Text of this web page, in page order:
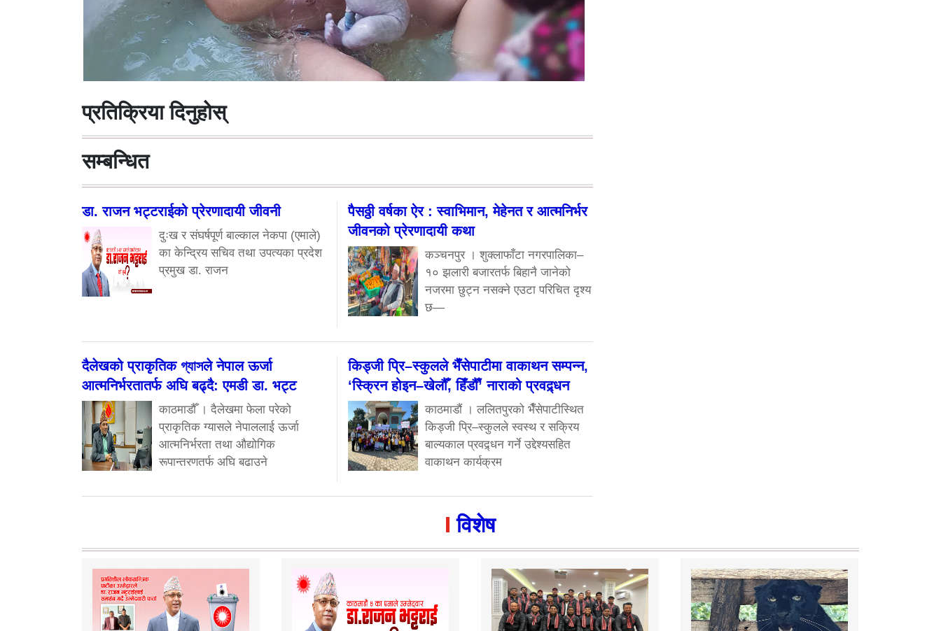
प्रतिक्रिया दिनुहोस्
सम्बन्धित
डा. राजन भट्टराईको प्रेरणादायी जीवनी
दुःख र संघर्षपूर्ण बाल्काल नेकपा (एमाले)
का केन्द्रिय सचिव तथा उपत्यका प्रदेश
प्रमुख डा. राजन
पैसठ्ठी वर्षका ऐर : स्वाभिमान, मेहेनत र आत्मनिर्भर
जीवनको प्रेरणादायी कथा
कञ्चनपुर । शुक्लाफाँटा नगरपालिका–
१० झलारी बजारतर्फ बिहानै जानेको
नजरमा छुट्न नसक्ने एउटा परिचित दृश्य
छ—
दैलेखको प्राकृतिक গ্যাসले नेपाल ऊर्जा
आत्मनिर्भरतातर्फ अघि बढ्दै: एमडी डा. भट्ट
काठमाडौँ । दैलेखमा फेला परेको
प्राकृतिक ग्यासले नेपाललाई ऊर्जा
आत्मनिर्भरता तथा औद्योगिक
रूपान्तरणतर्फ अघि बढाउने
किड्जी प्रि–स्कुलले भैँसेपाटीमा वाकाथन सम्पन्न,
‘स्क्रिन होइन–खेलौँ, हिँडौँ’ नाराको प्रवद्र्धन
काठमाडौं । ललितपुरको भैँसेपाटीस्थित
किड्जी प्रि–स्कुलले स्वस्थ र सक्रिय
बाल्यकाल प्रवद्र्धन गर्ने उद्देश्यसहित
वाकाथन कार्यक्रम
विशेष